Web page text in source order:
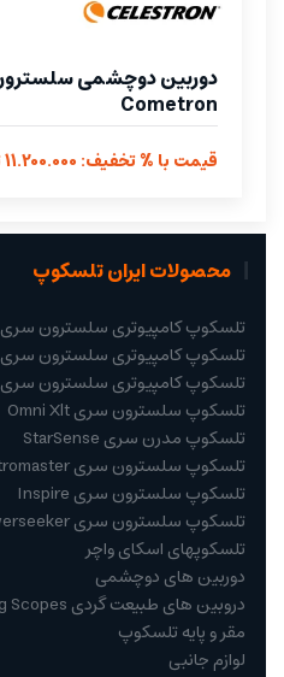
Cometron
قیمت با % تخفیف: 11.200.000 تومان
محصولات ایران تلسکوپ
تلسکوپ کامپیوتری سلسترون سری CPC
تلسکوپ کامپیوتری سلسترون سری Nexstar
تلسکوپ کامپیوتری سلسترون سری Advanced VX
تلسکوپ سلسترون سری Omni Xlt
تلسکوپ مدرن سری StarSense
تلسکوپ سلسترون سری Astromaster
تلسکوپ سلسترون سری Inspire
تلسکوپ سلسترون سری Powerseeker
تلسکوپهای اسکای واچر
دوربین های دوچشمی
دروبین های طبیعت گردی Spotting Scopes
مقر و پایه تلسکوپ
لوازم جانبی